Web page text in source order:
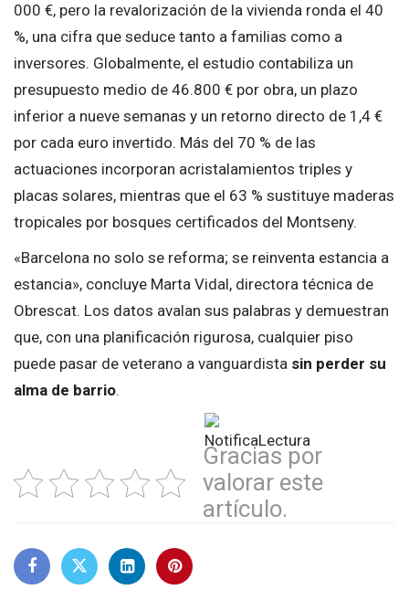
000 €, pero la revalorización de la vivienda ronda el 40
%, una cifra que seduce tanto a familias como a
inversores. Globalmente, el estudio contabiliza un
presupuesto medio de 46.800 € por obra, un plazo
inferior a nueve semanas y un retorno directo de 1,4 €
por cada euro invertido. Más del 70 % de las
actuaciones incorporan acristalamientos triples y
placas solares, mientras que el 63 % sustituye maderas
tropicales por bosques certificados del Montseny.
«Barcelona no solo se reforma; se reinventa estancia a
estancia», concluye Marta Vidal, directora técnica de
Obrescat. Los datos avalan sus palabras y demuestran
que, con una planificación rigurosa, cualquier piso
puede pasar de veterano a vanguardista sin perder su
alma de barrio.
Gracias por
valorar este
artículo.